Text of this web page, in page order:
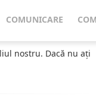
COMUNICARE
nostru. Dacă nu ați